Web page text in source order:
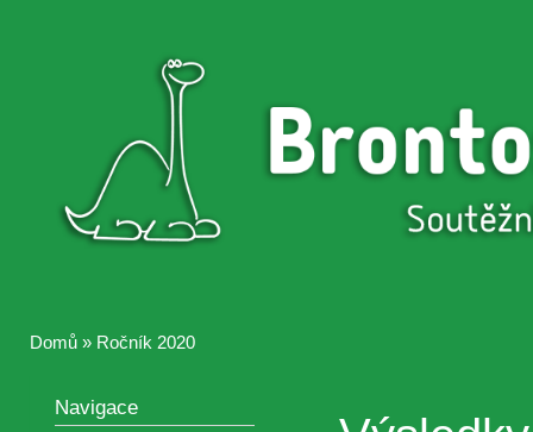
Brontosaurus
Brontosaurus
Domů » Ročník 2020
Navigace